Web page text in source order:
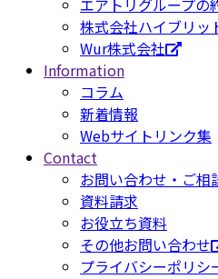
エアトリグループの
株式会社ハイブリッ
Wur株式会社
Information
コラム
新着情報
Webサイトリンク集
Contact
お問い合わせ・ご相
資料請求
お役立ち資料
その他お問い合わせ
プライバシーポリシ